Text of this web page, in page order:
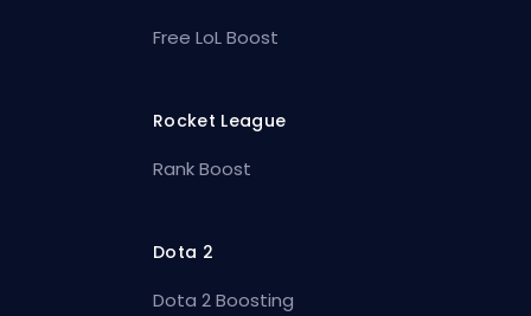
Free LoL Boost
Rocket League
Rank Boost
Dota 2
Dota 2 Boosting